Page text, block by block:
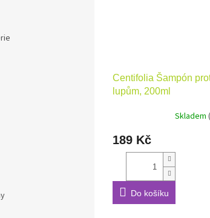
Centifolia Šampón
lupům, 200ml
Skladem
189 Kč
Do košíku